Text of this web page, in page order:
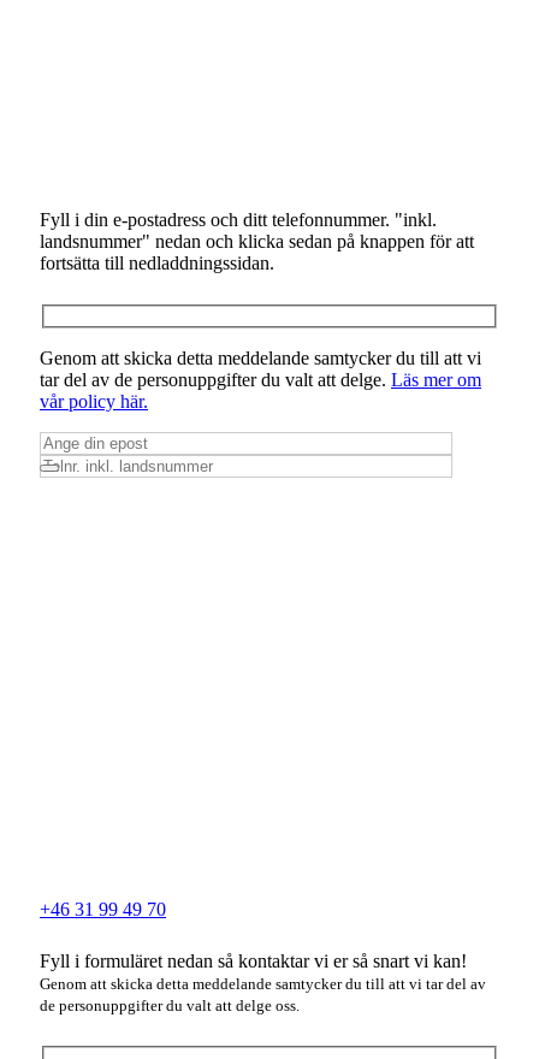
Fyll i din e-postadress och ditt telefonnummer. "inkl.
landsnummer" nedan och klicka sedan på knappen för att
fortsätta till nedladdningssidan.
Genom att skicka detta meddelande samtycker du till att vi
tar del av de personuppgifter du valt att delge. Läs mer om
vår policy här.
+46 31 99 49 70
Fyll i formuläret nedan så kontaktar vi er så snart vi kan!
Genom att skicka detta meddelande samtycker du till att vi tar del av
de personuppgifter du valt att delge oss.